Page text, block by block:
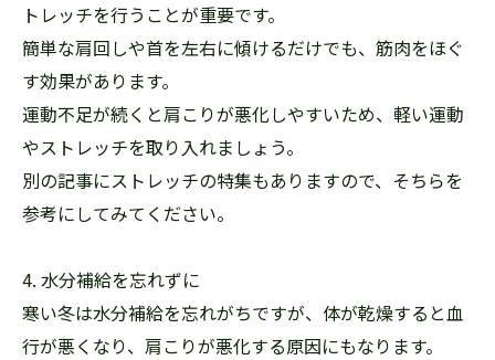
トレッチを行うことが重要です。
簡単な肩回しや首を左右に傾けるだけでも、筋肉をほぐ
す効果があります。
運動不足が続くと肩こりが悪化しやすいため、軽い運動
やストレッチを取り入れましょう。
別の記事にストレッチの特集もありますので、そちらを
参考にしてみてください。
4. 水分補給を忘れずに
寒い冬は水分補給を忘れがちですが、体が乾燥すると血
行が悪くなり、肩こりが悪化する原因にもなります。